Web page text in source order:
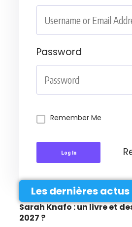
Password
Remember Me
Log In
Les dernières actus
Sarah Knafo : un livre et
2027 ?